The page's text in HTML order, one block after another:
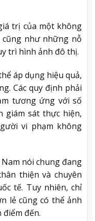
trị của một không
cũng như những nỗ
trì hình ảnh đô thị.
áp dụng hiệu quả,
Các quy định phải
tương ứng với số
giám sát thực hiện,
vi phạm không
nói chung đang
thiện và chuyên
tế. Tuy nhiên, chỉ
lẻ cũng có thể ảnh
đến.